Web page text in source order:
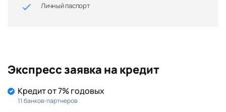
Личный паспорт
Экспресс заявка на кредит
Кредит от 7% годовых
11 банков-партнеров